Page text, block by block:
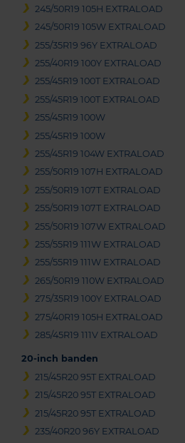
245/50R19 105H EXTRALOAD
245/50R19 105W EXTRALOAD
255/35R19 96Y EXTRALOAD
255/40R19 100Y EXTRALOAD
255/45R19 100T EXTRALOAD
255/45R19 100T EXTRALOAD
255/45R19 100W
255/45R19 100W
255/45R19 104W EXTRALOAD
255/50R19 107H EXTRALOAD
255/50R19 107T EXTRALOAD
255/50R19 107T EXTRALOAD
255/50R19 107W EXTRALOAD
255/55R19 111W EXTRALOAD
255/55R19 111W EXTRALOAD
265/50R19 110W EXTRALOAD
275/35R19 100Y EXTRALOAD
275/40R19 105H EXTRALOAD
285/45R19 111V EXTRALOAD
20-inch banden
215/45R20 95T EXTRALOAD
215/45R20 95T EXTRALOAD
215/45R20 95T EXTRALOAD
235/40R20 96Y EXTRALOAD